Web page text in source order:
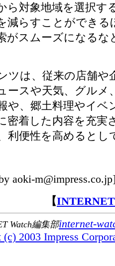
ら対象地域を選択す
減らすことができる
がスムーズになる
ツは、従来の店舗や
ースや天気、グルメ
や、郷土料理やイベ
密着した内容を充実
利便性を高めるとし
aoki-
【
Watch編集部internet-
(c) 2003 Impress